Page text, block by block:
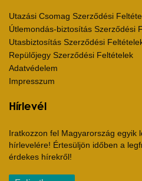
Utazási Csomag Szerződési
Útlemondás-biztosítás Szerződési
Utasbiztosítás Szerződési
Repülőjegy Szerződési Feltételek
Adatvédelem
Impresszum
Hírlevél
Iratkozzon fel Magyarország egyik
hírlevelére! Értesüljön időben a
érdekes hírekről!